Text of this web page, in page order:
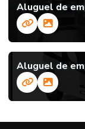
Aluguel de
Aluguel de